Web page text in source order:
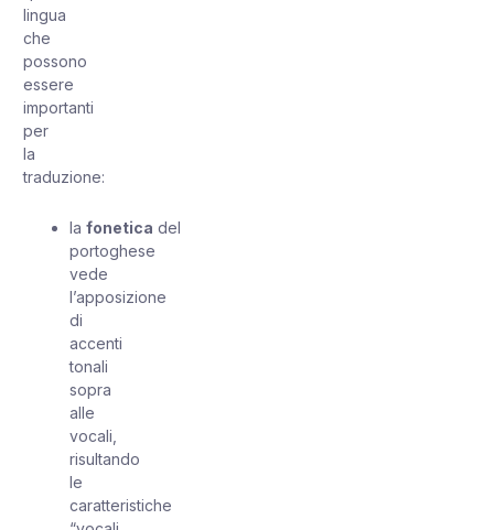
lingua
che
possono
essere
importanti
per
la
traduzione:
la fonetica del
portoghese
vede
l’apposizione
di
accenti
tonali
sopra
alle
vocali,
risultando
le
caratteristiche